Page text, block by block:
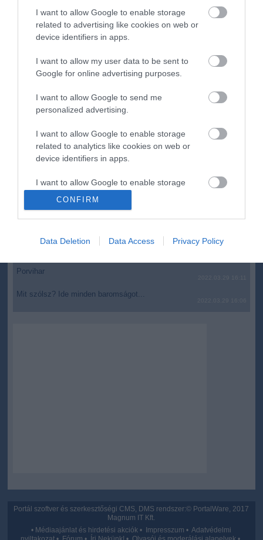
I want to allow Google to enable storage
related to advertising like cookies on web or
device identifiers in apps.
I want to allow my user data to be sent to
Google for online advertising purposes.
I want to allow Google to send me
personalized advertising.
I want to allow Google to enable storage
related to analytics like cookies on web or
device identifiers in apps.
I want to allow Google to enable storage
related to functionality of the website or app.
I want to allow Google to enable storage
related to security, including authentication
user protection.
CONFIRM
Data Deletion Data Access Privacy Policy
Második világháborús német katonai motorkerékpár
bukkant elő a Dunából
A Tisza-frakció kezdeményezte, hogy jövő kedden legyen
az államfőválasztás
Szomjazó gólyának adott inni egy férfi Tiszakécskénél -
megható pillanatot rögzített a kamera
delfinanya
top cikkek:
Nem is olyan egészséges a népszerű banán?
top fórum témák:
Tanár Úr gyere, mindjárt lesz Lillád!
Porvihar
Mit szólsz? Ide minden baromságot...
Portál szoftver és szerkesztőségi CMS, DMS rendszer:© PortalWare, 2017
Magnum IT Kft.
• Médiaajánlat és hirdetési akciók • Impresszum •Adatvédelmi